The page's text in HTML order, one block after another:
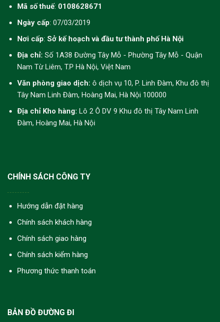
Mã số thuế: 0108628671
Ngày cấp: 07/03/2019
Nơi cấp: Sở kế hoạch và đầu tư thành phố Hà Nội
Địa chỉ: Số 1A38 Đường Tây Mỗ - Phường Tây Mỗ - Quận
Nam Từ Liêm, T.P Hà Nội, Việt Nam
Văn phòng giao dịch: ô dịch vụ 10, P. Linh Đàm, Khu đô thị
Tây Nam Linh Đàm, Hoàng Mai, Hà Nội 100000
Địa chỉ Kho hàng: Lô 2 Ô DV 9 Khu đô thị Tây Nam Linh
Đàm, Hoàng Mai, Hà Nội
CHÍNH SÁCH CÔNG TY
Hướng dẫn đặt hàng
Chính sách khách hàng
Chính sách giao hàng
Chính sách kiểm hàng
Phương thức thanh toán
BẢN ĐỒ ĐƯỜNG ĐI